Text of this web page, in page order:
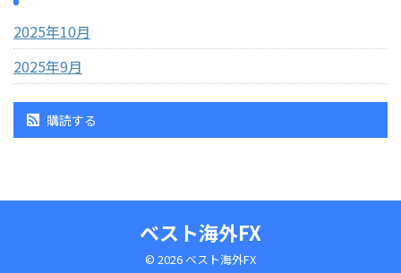
2025年10月
2025年9月
購読する
ベスト海外FX
© 2026 ベスト海外FX